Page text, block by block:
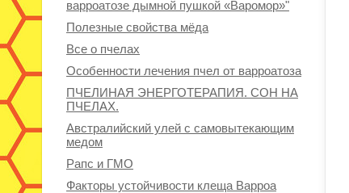
варроатозе дымной пушкой «Варомор»"
Полезные свойства мёда
Все о пчелах
Особенности лечения пчел от варроатоза
ПЧЕЛИНАЯ ЭНЕРГОТЕРАПИЯ. СОН НА
ПЧЕЛАХ.
Австралийский улей с самовытекающим
медом
Рапс и ГМО
Факторы устойчивости клеща Варроа